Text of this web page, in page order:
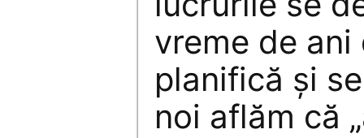
vreme de ani
planifică și
noi aflăm că